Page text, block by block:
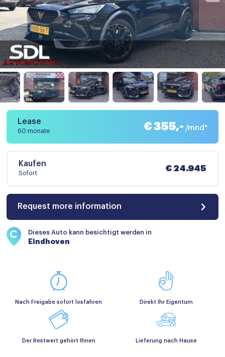
Lease
60 monate € 355,- /mnd*
Kaufen
Sofort
€ 24.945
Request more information
Dieses Auto kann besichtigt werden in
Eindhoven
Nach Freigabe sofort losfahren Direkt Ihr Eigentum
Der Restwert gehört Ihnen Lieferung nach Hause